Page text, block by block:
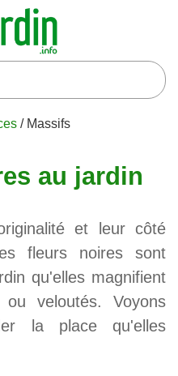
/ Massifs
au jardin
et leur côté
fleurs noires sont
qu'elles magnifient
veloutés. Voyons
la place qu'elles